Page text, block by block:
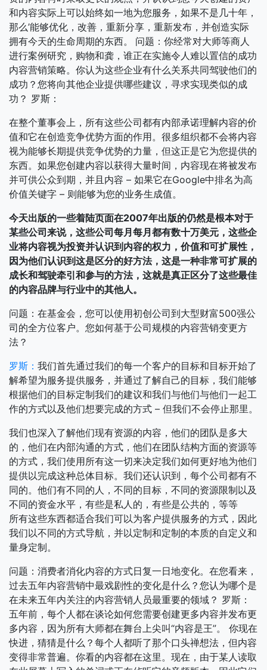
和内容实际上可以始终如一地为您服务，如果不是几十年，
那么’能够优化，改善，重新分享，重新发布，并创造实际
拥有今天的生命周期的东西。
问题：你经常对大师等商人
进行案例研究，购物和龚，谁正在实施令人难以置信的成功
内容营销策略。你认为这些企业有什么关系共同驾驶他们的
成功？您将向其他企业提供哪些建议，寻求实现类似的成
功？ 罗斯：
在整个董事会上，所有这些公司都有内部承诺理解内容的价
值和它在创造竞争优势方面的作用。很多组织都不会将内容
视为能够长期提供竞争优势的力量，但这正是它为您提供的
东西。如果您创建内容以获得大量时间，内容现在将被发布
并可供公众到期，并且内容 – 如果它在Google中排名为高
价值关键字 – 则能够为您的业务生成值。
今天出版的一些着陆页面在2007年出版的仍然是根本对于
某些公司来说，这些公司每月每月都有数十万美元，这些企
业将内容视为投资并认识到内容的权力，价值和可扩展性，
因为他们认识到这是区分的好方法，这是一种非常可扩展的
成长和驾驶牵引和参与的方法，这就是真正区分了这些最佳
的内容品牌与行业中的其他人。
问题：在基金会，您可以使用初创公司到大型财富500强公
司的全方位客户。您如何基于公司规模的内容营销变更方
法？
罗斯： 我们首先通过我们的每一个客户的目标和目标开始了
解希望为服务提供服务，并通过了解自己的目标，我们能够
根据他们的目标定制我们的建议和我们与他们与他们一起工
作的方式以及他们想要完成的方式 – 但我们不会停止那里。
我们也深入了解他们现有资源的内容，他们的团队是多大
的，他们在内部沟通的方式，他们在团队结构方面的资源等
的方式，我们使用所有这一切来决定我们如何更好地为他们
提供以完成这种总体目标。我们还认识到，每个公司都有不
同的。他们有不同的人，不同的目标，不同的资源限制以及
不同的资金水平，有些是私人的，有些是公共的，等等
所有这些东西都适合我们可以为客户提供服务的方式，因此
我们以不同的方式导航，并以定制和定制的本质的自定义和
量身定制。
问题：消费者消化内容的方式日复一日地变化。在您看来，
过去五年内容营销中最戏剧性的变化是什么？您认为哪个是
在未来五年内关注的内容营销人员最重要的领域？ 罗斯：
五年前，每个人都在谈论如何您需要创建更多内容并发布更
多内容，因为所有大师都在舞台上尖叫“内容是王”。 你现在
快进，猜猜是什么？每个人都听了那个口头禅想法，但内容
变得非常普遍。你看的内容都在这里。现在，由于某人读取